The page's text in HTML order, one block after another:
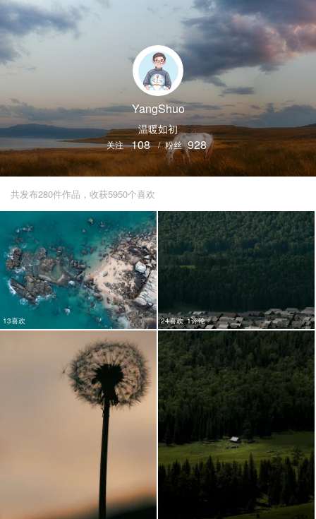
YangShuo
温暖如初
关注 108 / 粉丝 928
共发布280件作品，收获5950个喜欢
13喜欢 24喜欢 1评论